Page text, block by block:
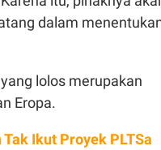
dalam
lolos merupakan
Eropa.
Ikut Proyek PLTSa